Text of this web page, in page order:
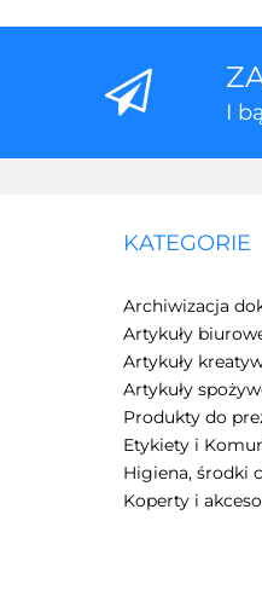
I
KATEGORIE
Archiwizacja
Artykuły
Artykuły
Artykuły
Produkty do
Etykiety i
Higiena, środki
Koperty i